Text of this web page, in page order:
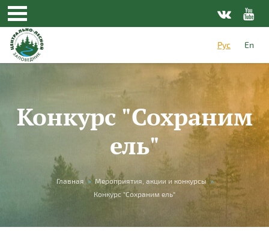
Перейти к основному содержанию
Рус
En
Конкурс "Сохраним
ель"
Вы здесь
Главная » Мероприятия, акции и конкурсы »
Конкурс "Сохраним ель"